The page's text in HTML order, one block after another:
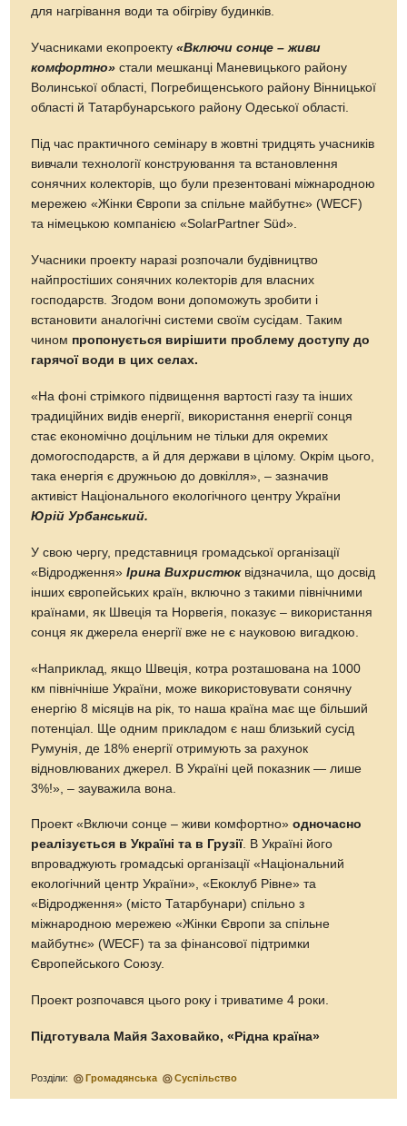
для нагрівання води та обігріву будинків.
Учасниками екопроекту«Включи сонце – живи
комфортно» стали мешканці Маневицького району
Волинської області, Погребищенського району Вінницької
області й Татарбунарського району Одеської області.
Під час практичного семінару в жовтні тридцять учасників
вивчали технології конструювання та встановлення
сонячних колекторів, що були презентовані міжнародною
мережею «Жінки Європи за спільне майбутнє» (WECF)
та німецькою компанією «SolarPartner Süd».
Учасники проекту наразі розпочали будівництво
найпростіших сонячних колекторів для власних
господарств. Згодом вони допоможуть зробити і
встановити аналогічні системи своїм сусідам. Таким
чином пропонується вирішити проблему доступу до
гарячої води в цих селах.
«На фоні стрімкого підвищення вартості газу та інших
традиційних видів енергії, використання енергії сонця
стає економічно доцільним не тільки для окремих
домогосподарств, а й для держави в цілому. Окрім цього,
така енергія є дружньою до довкілля», – зазначив
активіст Національного екологічного центру України
Юрій Урбанський.
У свою чергу, представниця громадської організації
«Відродження»Ірина Вихристюквідзначила, що досвід
інших європейських країн, включно з такими північними
країнами, як Швеція та Норвегія, показує – використання
сонця як джерела енергії вже не є науковою вигадкою.
«Наприклад, якщо Швеція, котра розташована на 1000
км північніше України, може використовувати сонячну
енергію 8 місяців на рік, то наша країна має ще більший
потенціал. Ще одним прикладом є наш близький сусід
Румунія, де 18% енергії отримують за рахунок
відновлюваних джерел. В Україні цей показник — лише
3%!», – зауважила вона.
Проект «Включи сонце – живи комфортно»одночасно
реалізується в Україні та в Грузії. В Україні його
впроваджують громадські організації «Національний
екологічний центр України», «Екоклуб Рівне» та
«Відродження» (місто Татарбунари) спільно з
міжнародною мережею «Жінки Європи за спільне
майбутнє» (WECF) та за фінансової підтримки
Європейського Союзу.
Проект розпочався цього року і триватиме 4 роки.
Підготувала Майя Заховайко, «Рідна країна»
Розділи: Громадянська Суспільство